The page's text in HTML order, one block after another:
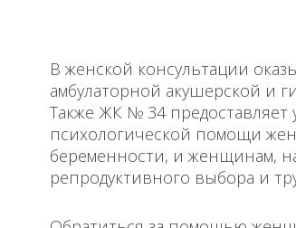
В женской консультации
амбулаторной акушерской и
Также ЖК № 34 предоставляет
психологической помощи
беременности, и женщинам,
репродуктивного выбора и